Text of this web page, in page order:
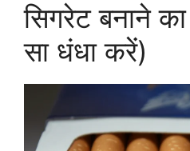
सिगरेट बनाने
सा धंधा करें)